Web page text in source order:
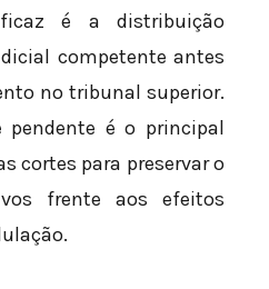
é a distribuição
competente antes
no tribunal superior.
pendente é o principal
cortes para preservar o
frente aos efeitos